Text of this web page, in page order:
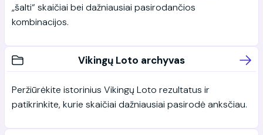
„šalti“ skaičiai bei dažniausiai pasirodančios
kombinacijos.
Vikingų Loto archyvas
Peržiūrėkite istorinius Vikingų Loto rezultatus ir
patikrinkite, kurie skaičiai dažniausiai pasirodė anksčiau.